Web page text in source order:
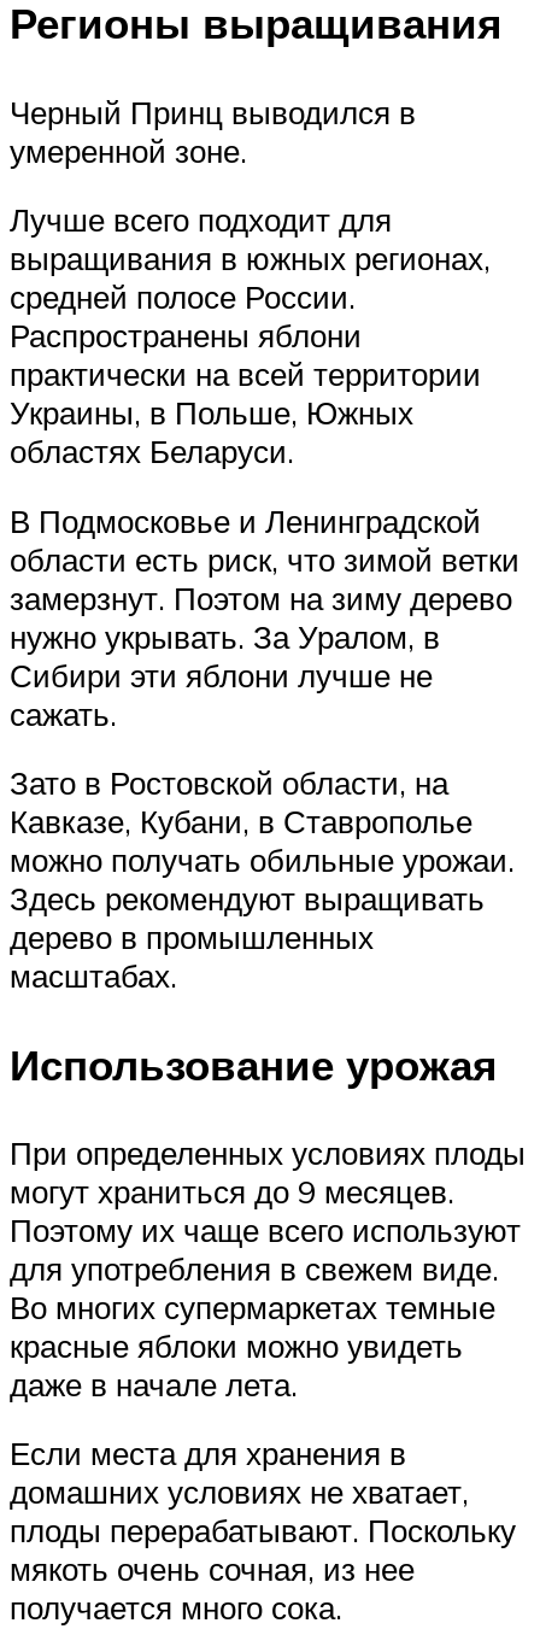
Регионы выращивания
Черный Принц выводился в
умеренной зоне.
Лучше всего подходит для
выращивания в южных регионах,
средней полосе России.
Распространены яблони
практически на всей территории
Украины, в Польше, Южных
областях Беларуси.
В Подмосковье и Ленинградской
области есть риск, что зимой ветки
замерзнут. Поэтом на зиму дерево
нужно укрывать. За Уралом, в
Сибири эти яблони лучше не
сажать.
Зато в Ростовской области, на
Кавказе, Кубани, в Ставрополье
можно получать обильные урожаи.
Здесь рекомендуют выращивать
дерево в промышленных
масштабах.
Использование урожая
При определенных условиях плоды
могут храниться до 9 месяцев.
Поэтому их чаще всего используют
для употребления в свежем виде.
Во многих супермаркетах темные
красные яблоки можно увидеть
даже в начале лета.
Если места для хранения в
домашних условиях не хватает,
плоды перерабатывают. Поскольку
мякоть очень сочная, из нее
получается много сока.